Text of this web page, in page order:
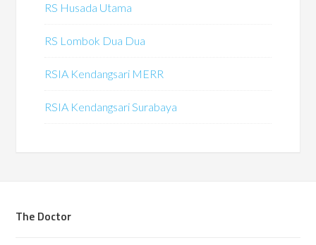
RS Husada Utama
RS Lombok Dua Dua
RSIA Kendangsari MERR
RSIA Kendangsari Surabaya
The Doctor